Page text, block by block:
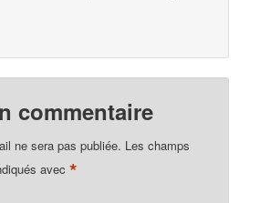
commentaire
ne sera pas publiée. Les champs
avec*